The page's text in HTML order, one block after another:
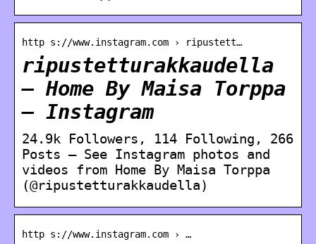
http s://www.instagram.com › ripustett…
ripustetturakkaudella
– Home By Maisa Torppa
– Instagram
24.9k Followers, 114 Following, 266
Posts – See Instagram photos and
videos from Home By Maisa Torppa
(@ripustetturakkaudella)
http s://www.instagram.com › …